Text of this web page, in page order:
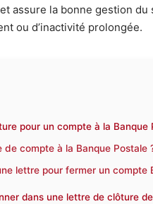
assure la bonne gestion
ou d’inactivité prolongée.
pour un compte à la Banque
de compte à la Banque Postale
lettre pour fermer un compte
dans une lettre de clôture